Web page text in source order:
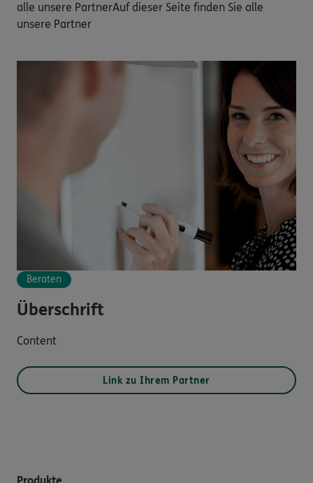
alle unsere PartnerAuf dieser Seite finden Sie alle
unsere Partner
Beraten
Überschrift
Content
Link zu Ihrem Partner